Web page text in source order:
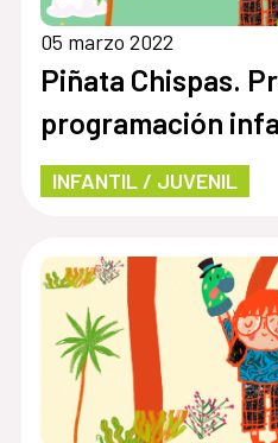
05 marzo 2022
Piñata Chispas.
programación
INFANTIL / JUVENIL